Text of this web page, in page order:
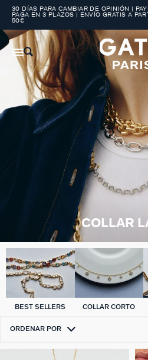
30 DÍAS PARA CAMBIAR DE OPINIÓN |
PAGA EN 3 PLAZOS | ENVÍO GRATIS A
50€
COLLAR
BEST SELLERS COLLAR CORTO
ORDENAR POR